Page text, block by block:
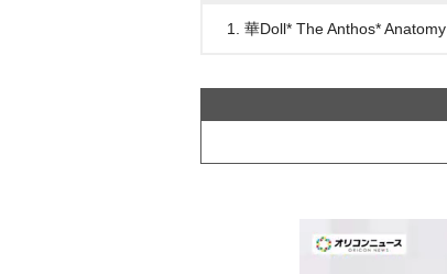
1. 華Doll* The Anthos* Anatomy